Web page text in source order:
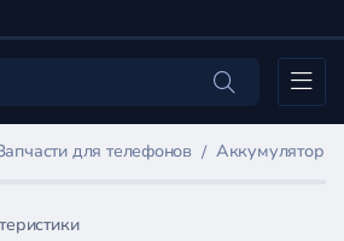
для телефонов Аккумуляторы